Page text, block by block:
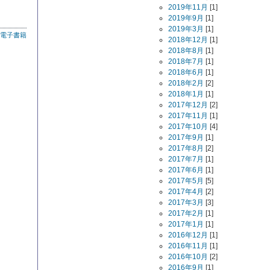
電子書籍
2019年11月 [1]
2019年9月 [1]
2019年3月 [1]
2018年12月 [1]
2018年8月 [1]
2018年7月 [1]
2018年6月 [1]
2018年2月 [2]
2018年1月 [1]
2017年12月 [2]
2017年11月 [1]
2017年10月 [4]
2017年9月 [1]
2017年8月 [2]
2017年7月 [1]
2017年6月 [1]
2017年5月 [5]
2017年4月 [2]
2017年3月 [3]
2017年2月 [1]
2017年1月 [1]
2016年12月 [1]
2016年11月 [1]
2016年10月 [2]
2016年9月 [1]